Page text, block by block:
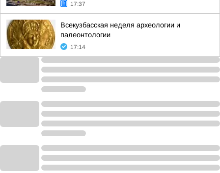
17:37
Всекузбасская неделя археологии и
палеонтологии
17:14